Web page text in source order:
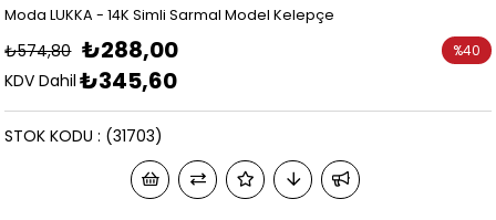
Moda LUKKA - 14K Simli Sarmal Model Kelepçe
₺574,80 ₺288,00
KDV Dahil ₺345,60
%40
(31703)
STOK KODU